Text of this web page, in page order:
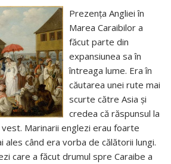
Prezența Angliei în
Marea Caraibilor a
făcut parte din
expansiunea sa în
întreaga lume. Era în
căutarea unei rute mai
scurte către Asia și
credea că răspunsul la
Marinarii englezi erau foarte
ales când era vorba de călătorii lungi.
care a făcut drumul spre Caraibe a